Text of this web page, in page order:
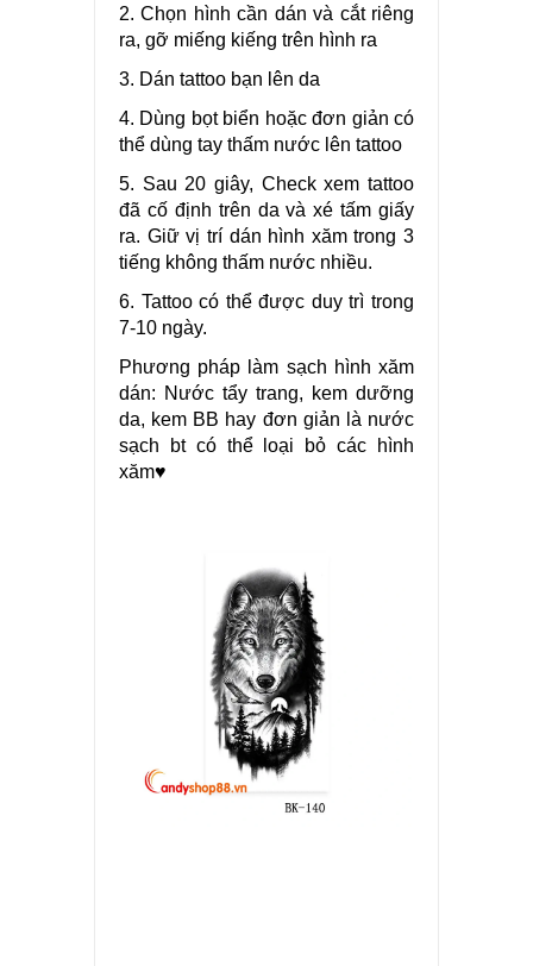
2. Chọn hình cần dán và cắt riêng
ra, gỡ miếng kiếng trên hình ra
3. Dán tattoo bạn lên da
4. Dùng bọt biển hoặc đơn giản có
thể dùng tay thấm nước lên tattoo
5. Sau 20 giây, Check xem tattoo
đã cố định trên da và xé tấm giấy
ra. Giữ vị trí dán hình xăm trong 3
tiếng không thấm nước nhiều.
6. Tattoo có thể được duy trì trong
7-10 ngày.
Phương pháp làm sạch hình xăm
dán: Nước tẩy trang, kem dưỡng
da, kem BB hay đơn giản là nước
sạch bt có thể loại bỏ các hình
xăm♥